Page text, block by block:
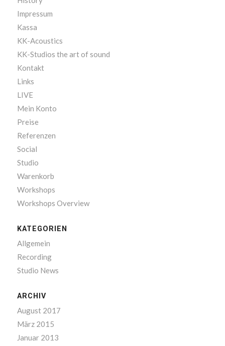
Impressum
Kassa
KK-Acoustics
KK-Studios the art of sound
Kontakt
Links
LIVE
Mein Konto
Preise
Referenzen
Social
Studio
Warenkorb
Workshops
Workshops Overview
KATEGORIEN
Allgemein
Recording
Studio News
ARCHIV
August 2017
März 2015
Januar 2013